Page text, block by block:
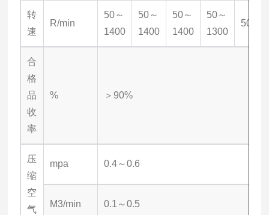
转
速
R/min
50～
1400
50～
1400
50～
1400
50～
1300
合
格
品
收
率
% ＞90%
压
缩
空
气
mpa 0.4～0.6
M3/min 0.1～0.5